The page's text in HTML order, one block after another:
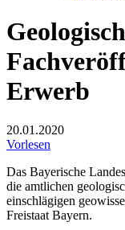
Erwerb
20.01.2020
Vorlesen
Das Bayerische
die amtlichen
einschlägigen
Freistaat Bayern.